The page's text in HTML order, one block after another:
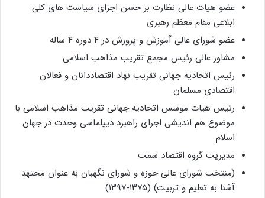
عضو هیات عالی نظارت بر حسن اجرای سیاست های کلی
ابلاغی مقام معظم رهبری
عضو شورای عالی آموزش و پرورش در ۴ دوره ۴ ساله
مشاور عالی رئیس مجمع تقریب مذاهب اسلامی
رئیس اتحادیه جهانی تقریب نهاد اقتصاددانان و فعالان
اقتصادی مسلمان
رئیس هیات موسس اتحادیه جهانی تقریب مذاهب اسلامی با
موضوع هم اندیشی اجرای راهبرد دیپلماسی وحدت در جهان
اسلام
مدیریت گروه اقتصاد سمت
(منتخب شورای عالی حوزه و شورای نگهبان به عنوان مجتهد
آشنا به تعلیم و تربیت) (۱۳۷۵-۱۳۹۷)